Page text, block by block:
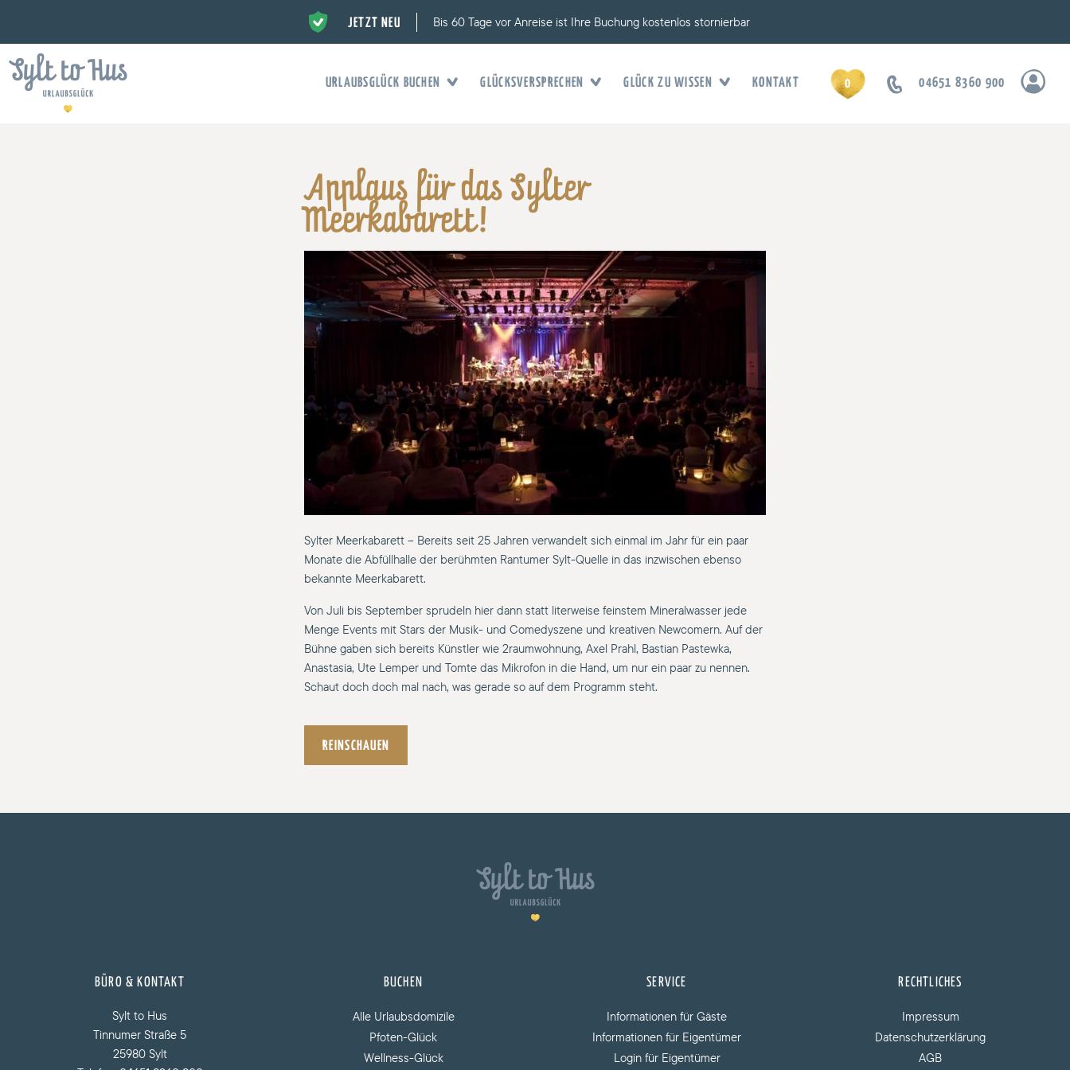
JETZT NEU Bis 60 Tage vor Anreise ist Ihre Buchung kostenlos stornierbar
URLAUBSGLÜCK BUCHEN GLÜCKSVERSPRECHEN GLÜCK ZU WISSEN KONTAKT 0 04651 8360 900
Applaus für das Sylter
Meerkabarett!
Sylter Meerkabarett – Bereits seit 25 Jahren verwandelt sich einmal im Jahr für ein paar
Monate die Abfüllhalle der berühmten Rantumer Sylt-Quelle in das inzwischen ebenso
bekannte Meerkabarett.
Von Juli bis September sprudeln hier dann statt literweise feinstem Mineralwasser jede
Menge Events mit Stars der Musik- und Comedyszene und kreativen Newcomern. Auf der
Bühne gaben sich bereits Künstler wie 2raumwohnung, Axel Prahl, Bastian Pastewka,
Anastasia, Ute Lemper und Tomte das Mikrofon in die Hand, um nur ein paar zu nennen.
Schaut doch doch mal nach, was gerade so auf dem Programm steht.
REINSCHAUEN
BÜRO & KONTAKT
Sylt to Hus
Tinnumer Straße 5
25980 Sylt
BUCHEN
Alle Urlaubsdomizile
Pfoten-Glück
Wellness-Glück
SERVICE
Informationen für Gäste
Informationen für Eigentümer
Login für Eigentümer
RECHTLICHES
Impressum
Datenschutzerklärung
AGB